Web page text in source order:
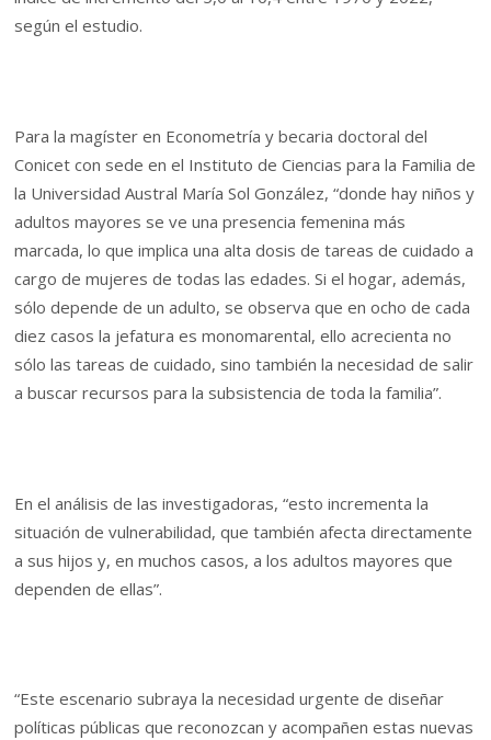
según el estudio.
Para la magíster en Econometría y becaria doctoral del
Conicet con sede en el Instituto de Ciencias para la Familia de
la Universidad Austral María Sol González, “donde hay niños y
adultos mayores se ve una presencia femenina más
marcada, lo que implica una alta dosis de tareas de cuidado a
cargo de mujeres de todas las edades. Si el hogar, además,
sólo depende de un adulto, se observa que en ocho de cada
diez casos la jefatura es monomarental, ello acrecienta no
sólo las tareas de cuidado, sino también la necesidad de salir
a buscar recursos para la subsistencia de toda la familia”.
En el análisis de las investigadoras, “esto incrementa la
situación de vulnerabilidad, que también afecta directamente
a sus hijos y, en muchos casos, a los adultos mayores que
dependen de ellas”.
“Este escenario subraya la necesidad urgente de diseñar
políticas públicas que reconozcan y acompañen estas nuevas